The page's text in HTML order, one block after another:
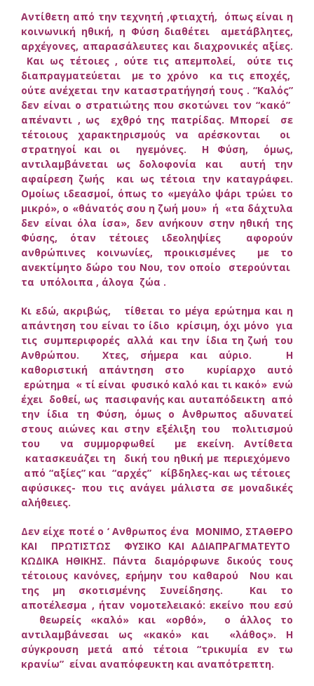
Αντίθετη από την τεχνητή ,φτιαχτή, όπως είναι η
κοινωνική ηθική, η Φύση διαθέτει αμετάβλητες,
αρχέγονες, απαρασάλευτες και διαχρονικές αξίες.
Και ως τέτοιες , ούτε τις απεμπολεί, ούτε τις
διαπραγματεύεται με το χρόνο κα τις εποχές,
ούτε ανέχεται την καταστρατήγησή τους . “Καλός”
δεν είναι ο στρατιώτης που σκοτώνει τον “κακό”
απέναντι , ως εχθρό της πατρίδας. Μπορεί σε
τέτοιους χαρακτηρισμούς να αρέσκονται οι
στρατηγοί και οι ηγεμόνες. Η Φύση, όμως,
αντιλαμβάνεται ως δολοφονία και αυτή την
αφαίρεση ζωής και ως τέτοια την καταγράφει.
Ομοίως ιδεασμοί, όπως το «μεγάλο ψάρι τρώει το
μικρό», ο «θάνατός σου η ζωή μου» ή «τα δάχτυλα
δεν είναι όλα ίσα», δεν ανήκουν στην ηθική της
Φύσης, όταν τέτοιες ιδεοληψίες αφορούν
ανθρώπινες κοινωνίες, προικισμένες με το
ανεκτίμητο δώρο του Νου, τον οποίο στερούνται
τα υπόλοιπα , άλογα ζώα .
Κι εδώ, ακριβώς, τίθεται το μέγα ερώτημα και η
απάντηση του είναι το ίδιο κρίσιμη, όχι μόνο για
τις συμπεριφορές αλλά και την ίδια τη ζωή του
Ανθρώπου. Χτες, σήμερα και αύριο. Η
καθοριστική απάντηση στο κυρίαρχο αυτό
ερώτημα « τί είναι φυσικό καλό και τι κακό» ενώ
έχει δοθεί, ως πασιφανής και αυταπόδεικτη από
την ίδια τη Φύση, όμως ο ΄Ανθρωπος αδυνατεί
στους αιώνες και στην εξέλιξη του πολιτισμού
του να συμμορφωθεί με εκείνη. Αντίθετα
κατασκευάζει τη δική του ηθική με περιεχόμενο
από “αξίες” και “αρχές” κίβδηλες-και ως τέτοιες
αφύσικες- που τις ανάγει μάλιστα σε μοναδικές
αλήθειες.
Δεν είχε ποτέ ο ‘ Ανθρωπος ένα ΜΟΝΙΜΟ, ΣΤΑΘΕΡΟ
ΚΑΙ ΠΡΩΤΙΣΤΩΣ ΦΥΣΙΚΟ ΚΑΙ ΑΔΙΑΠΡΑΓΜΑΤΕΥΤΟ
ΚΩΔΙΚΑ ΗΘΙΚΗΣ. Πάντα διαμόρφωνε δικούς τους
τέτοιους κανόνες, ερήμην του καθαρού Νου και
της μη σκοτισμένης Συνείδησης. Και το
αποτέλεσμα , ήταν νομοτελειακό: εκείνο που εσύ
θεωρείς «καλό» και «ορθό», ο άλλος το
αντιλαμβάνεσαι ως «κακό» και «λάθος». Η
σύγκρουση μετά από τέτοια “τρικυμία εν τω
κρανίω” είναι αναπόφευκτη και αναπότρεπτη.